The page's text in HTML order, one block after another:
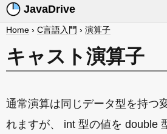
JavaDrive
Home › C言語入門 › 演算子
キャスト演算子
通常演算は同じデータ型を持つ
れますが、 int 型の値を double